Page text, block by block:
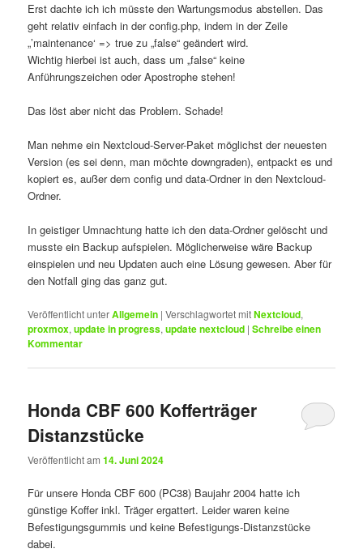
Erst dachte ich ich müsste den Wartungsmodus abstellen. Das
geht relativ einfach in der config.php, indem in der Zeile
„’maintenance‘ => true zu „false“ geändert wird.
Wichtig hierbei ist auch, dass um „false“ keine
Anführungszeichen oder Apostrophe stehen!
Das löst aber nicht das Problem. Schade!
Man nehme ein Nextcloud-Server-Paket möglichst der neuesten
Version (es sei denn, man möchte downgraden), entpackt es und
kopiert es, außer dem config und data-Ordner in den Nextcloud-
Ordner.
In geistiger Umnachtung hatte ich den data-Ordner gelöscht und
musste ein Backup aufspielen. Möglicherweise wäre Backup
einspielen und neu Updaten auch eine Lösung gewesen. Aber für
den Notfall ging das ganz gut.
Veröffentlicht unterAllgemein |Verschlagwortet mitNextcloud,
proxmox,update in progress,update nextcloud |Schreibe einen
Kommentar
Honda CBF 600 Kofferträger
Distanzstücke
Veröffentlicht am14. Juni 2024
Für unsere Honda CBF 600 (PC38) Baujahr 2004 hatte ich
günstige Koffer inkl. Träger ergattert. Leider waren keine
Befestigungsgummis und keine Befestigungs-Distanzstücke
dabei.